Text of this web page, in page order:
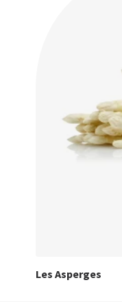
Les Asperges